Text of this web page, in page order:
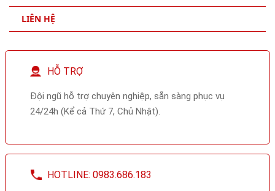
LIÊN HỆ
HỖ TRỢ
Đội ngũ hỗ trợ chuyên nghiệp, sẵn sàng phục vụ
24/24h (Kể cả Thứ 7, Chủ Nhật).
HOTLINE: 0983.686.183